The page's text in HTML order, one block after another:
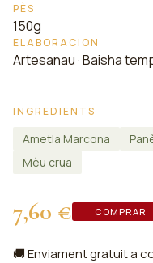
PÈS
150g
ELABORACION
Artesanau · Baisha
INGREDIENTS
Ametla Marcona
Mèu crua
7,60 € COMPRAR
🚚 Enviament gratuit a